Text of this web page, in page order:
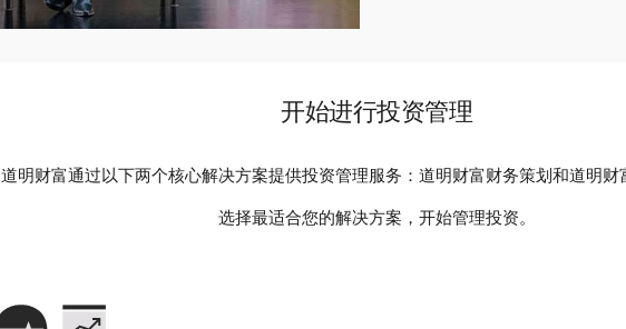
开始进行投资管理
道明财富通过以下两个核心解决方案提供投资管理服务：道明财富财务策划和道明财
选择最适合您的解决方案，开始管理投资。